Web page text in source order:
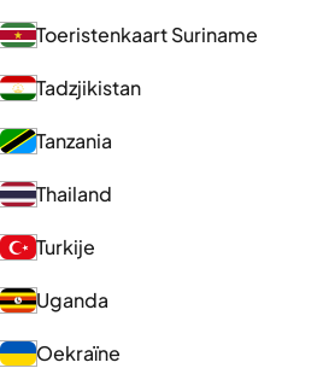
Toeristenkaart Suriname
Tadzjikistan
Tanzania
Thailand
Turkije
Uganda
Oekraïne